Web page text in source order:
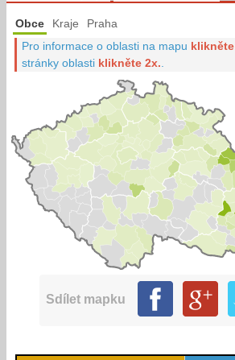
Obce Kraje Praha
Pro informace o oblasti na mapu klikněte
stránky oblasti klikněte 2x.
Sdílet mapku